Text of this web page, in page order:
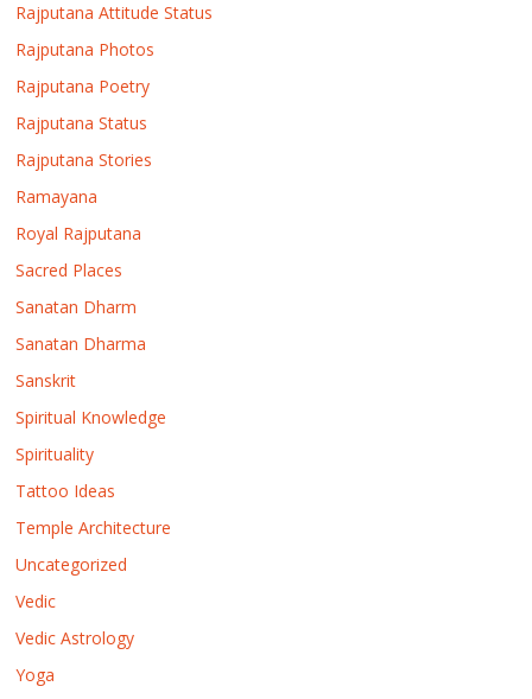
Rajputana Attitude Status
Rajputana Photos
Rajputana Poetry
Rajputana Status
Rajputana Stories
Ramayana
Royal Rajputana
Sacred Places
Sanatan Dharm
Sanatan Dharma
Sanskrit
Spiritual Knowledge
Spirituality
Tattoo Ideas
Temple Architecture
Uncategorized
Vedic
Vedic Astrology
Yoga